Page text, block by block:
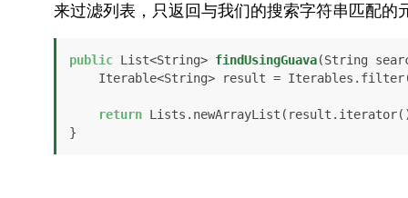
来过滤列表，只返回与我们的搜索字符串匹配的
public List<String> findUsingGuava(String
return
}